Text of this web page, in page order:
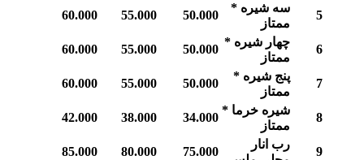
5
سه شیره *
ممتاز
50.000
55.000
60.000
6
چهار شیره *
ممتاز
50.000
55.000
60.000
7
پنج شیره *
ممتاز
50.000
55.000
60.000
8
شیره خرما *
ممتاز
34.000
38.000
42.000
9
رب انار
75.000
80.000
85.000